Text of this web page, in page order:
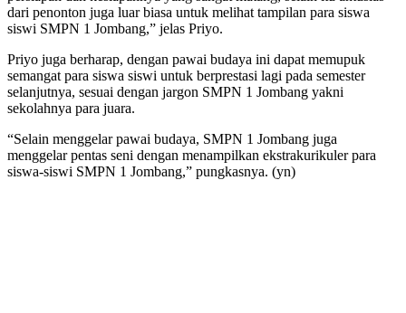
dari penonton juga luar biasa untuk melihat tampilan para siswa
siswi SMPN 1 Jombang,” jelas Priyo.
Priyo juga berharap, dengan pawai budaya ini dapat memupuk
semangat para siswa siswi untuk berprestasi lagi pada semester
selanjutnya, sesuai dengan jargon SMPN 1 Jombang yakni
sekolahnya para juara.
“Selain menggelar pawai budaya, SMPN 1 Jombang juga
menggelar pentas seni dengan menampilkan ekstrakurikuler para
siswa-siswi SMPN 1 Jombang,” pungkasnya. (yn)